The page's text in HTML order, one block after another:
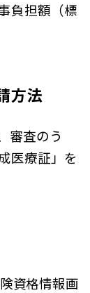
負担額（標
方法
審査のう
医療証」を
資格情報画